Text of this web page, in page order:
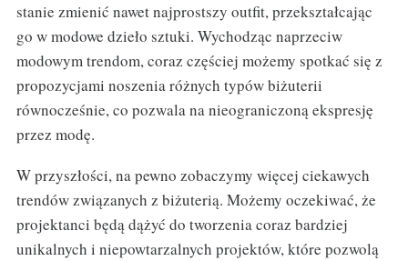
stanie zmienić nawet najprostszy outfit, przekształcając
go w modowe dzieło sztuki. Wychodząc naprzeciw
modowym trendom, coraz częściej możemy spotkać się z
propozycjami noszenia różnych typów biżuterii
równocześnie, co pozwala na nieograniczoną ekspresję
przez modę.
W przyszłości, na pewno zobaczymy więcej ciekawych
trendów związanych z biżuterią. Możemy oczekiwać, że
projektanci będą dążyć do tworzenia coraz bardziej
unikalnych i niepowtarzalnych projektów, które pozwolą